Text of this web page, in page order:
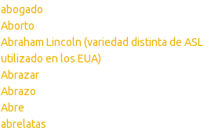
abogado
Aborto
Abraham Lincoln (variedad distinta de ASL
utilizado en los EUA)
Abrazar
Abrazo
Abre
abrelatas